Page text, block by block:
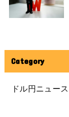
Category
ドル円ニュース